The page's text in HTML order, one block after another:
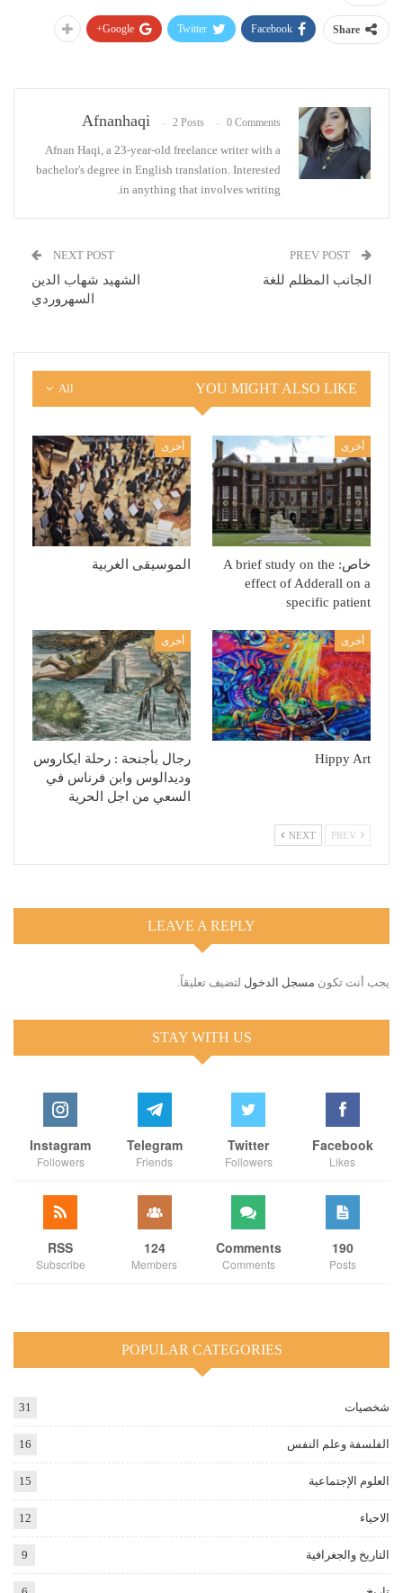
Share
Facebook
Twitter
Google+
Afnanhaqi 2 Posts 0 Comments
Afnan Haqi, a 23-year-old freelance writer with a
bachelor's degree in English translation. Interested
in anything that involves writing.
الجانب المظلم للغة
NEXT POST
الشهيد شهاب الدين
السهروردي
All YOU MIGHT ALSO LIKE
أخرى
خاص: A brief study on the
effect of Adderall on a
specific patient
أخرى
الموسيقى الغربية
أخرى
Hippy Art
أخرى
رجال بأجنحة : رحلة ايكاروس
وديدالوس وابن فرناس في
السعي من اجل الحرية
NEXT
LEAVE A REPLY
يجب أنت تكون مسجل الدخول لتضيف تعليقاً.
STAY WITH US
Facebook
Likes
Twitter
Followers
Telegram
Friends
Instagram
Followers
190
Posts
Comments
Comments
124
Members
RSS
Subscribe
POPULAR CATEGORIES
شخصيات 31
الفلسفة وعلم النفس 16
العلوم الإجتماعية 15
الاحياء 12
التاريخ والجغرافية 9